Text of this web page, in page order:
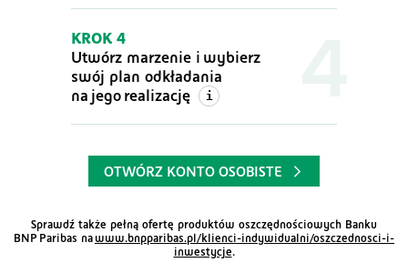
KROK 4
Utwórz marzenie i wybierz
swój plan odkładania
na jego realizację
OTWÓRZ KONTO OSOBISTE
Sprawdź także pełną ofertę produktów oszczędnościowych Banku
BNP Paribas nawww.bnpparibas.pl/klienci-indywidualni/oszczednosci-i-
inwestycje.